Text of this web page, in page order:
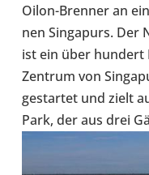
Oilon-​Brenner an
nen Sin­ga­purs. Der
ist ein über hundert
Zentrum von
gestar­tet und zielt
Park, der aus drei